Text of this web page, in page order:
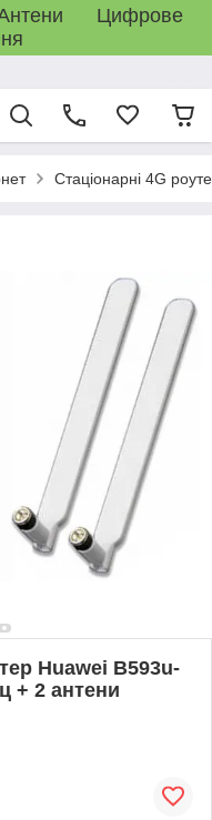
Антени Цифрове
Стаціонарні 4G
Huawei B593u-
+ 2 антени